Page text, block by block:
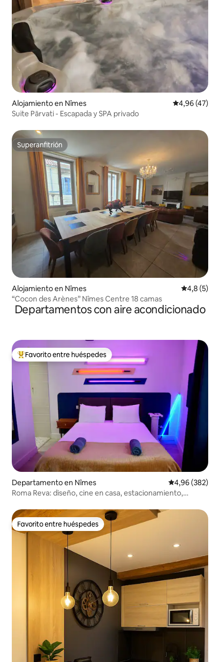
Alojamiento en Nîmes Calificación
4,96 (47)
Suite Pārvati - Escapada y SPA privado
Superanfitrión
Superanfitrión
Alojamiento en Nîmes
4,8 (5)
“Cocon des Arènes” Nîmes Centre 18 camas
Departamentos con aire acondicionado
Favorito entre los huéspedes más destacados
Favorito entre huéspedes
Departamento en Nîmes Calificación
4,96 (382)
Roma Reva: diseño, cine en casa, estacionamiento,
Favorito entre huéspedes
Favorito entre huéspedes